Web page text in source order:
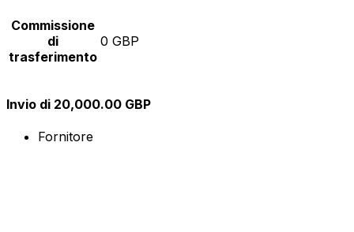
Commissione
di
trasferimento
0 GBP
Invio di 20,000.00 GBP
Fornitore